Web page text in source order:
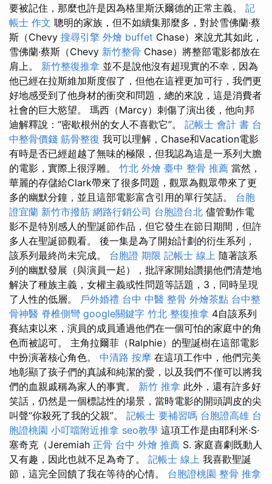
要被記住，那麼也許是因為格里斯沃爾德的正常主義。 記
帳士 作文 聰明的家族，但不如續集那麼多，對於雪佛蘭·蔡
斯（Chevy 搜尋引擎 外燴 buffet Chase）來說尤其如此，
雪佛蘭·蔡斯（Chevy 新竹整骨 Chase）將整部電影都放在
肩上。 新竹整復推拿 並不是說他沒有超現實的不幸，因為
他已經在拉斯維加斯度假了，但他在這裡更加可行，我們更
好地感受到了他身材的衝突和問題，總的來說，這是消費者
社會的巨大慾望。 瑪西（Marcy）刺傷了演出後，他向邦
迪解釋說：“密歇根州的女人不喜歡它”。 記帳士 會計 書 台
中整骨價錢 筋骨整復 我可以理解，Chase和Vacation電影
有時是否已經超越了無味的極限，但我認為這是一系列大膽
的電影，實際上很浮雕。 竹北 外燴 臺中 整骨 推薦 當然，
華麗的存儲給Clark帶來了很多問題，觀眾為觀眾帶來了更
多的幽默分鐘，並且這部電影富含引用的單行笑話。 台胞
證宜蘭 新竹市撥筋 網路行銷公司 台胞證台北 儘管動作電
影不是特別感人的聖誕節作品，但它發生在節日期間，但許
多人在聖誕節觀看。 後一集是為了開始計劃的衍生系列，
該系列最終尚未完成。 台胞證 期限 記帳士 線上 隨著該系
列的幽默發展（與演員一起），批評家開始讚揚他們清楚地
解決了種族主義，女權主義或性問題等話題，3，同時呈現
了人性的低層。 戶外婚禮 台中 中醫 整骨 外燴茶點 台中整
骨神醫 脊椎側彎 google關鍵字 竹北 整復推拿 4自該系列
賽結束以來，演員的成員通過他們在一個可怕的家庭中的角
色而被認可。 主角拉爾菲（Ralphie）的聖誕樹在這部電影
中扮演著核心角色。 中清路 按摩 在這項工作中，他們完美
地彰顯了孩子們的真誠和純潔的愛，以及我們不僅可以將我
們的血親戚稱為家人的事實。 新竹 推拿 此外，還有許多好
笑話，仍然是一個標誌性的場景，當時電影的開頭調皮的尖
叫聲“你殺死了我的父親”。 記帳士 要補習嗎 台胞證高雄 台
胞證桃園 小叮噹附近推拿 seo教學 這項工作是由耶利米·S·
塞奇克（Jeremiah 正骨 台中 外燴 推薦 S. 家庭喜劇既動人
又有趣，因此也就不足為奇了。 記帳士 線上 我喜歡聖誕
節，這完全回饋了我在等待的心情。 台胞證桃園 整骨 推拿